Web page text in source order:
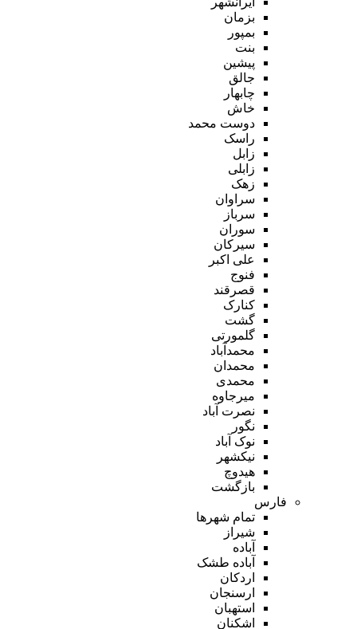
بزمان
بمپور
بنت
پیشین
جالق
چابهار
خاش
دوست محمد
راسک
زابل
زابلی
زهک
سراوان
سرباز
سوران
سیرکان
علی اکبر
فنوج
قصرقند
کنارک
گشت
گلمورتی
محمدآباد
محمدان
محمدی
میرجاوه
نصرت آباد
نگور
نوک آباد
نیکشهر
هیدوچ
بازگشت
فارس
تمام شهر‌ها
شیراز
آباده
آباده طشک
اردکان
ارسنجان
استهبان
اشکنان